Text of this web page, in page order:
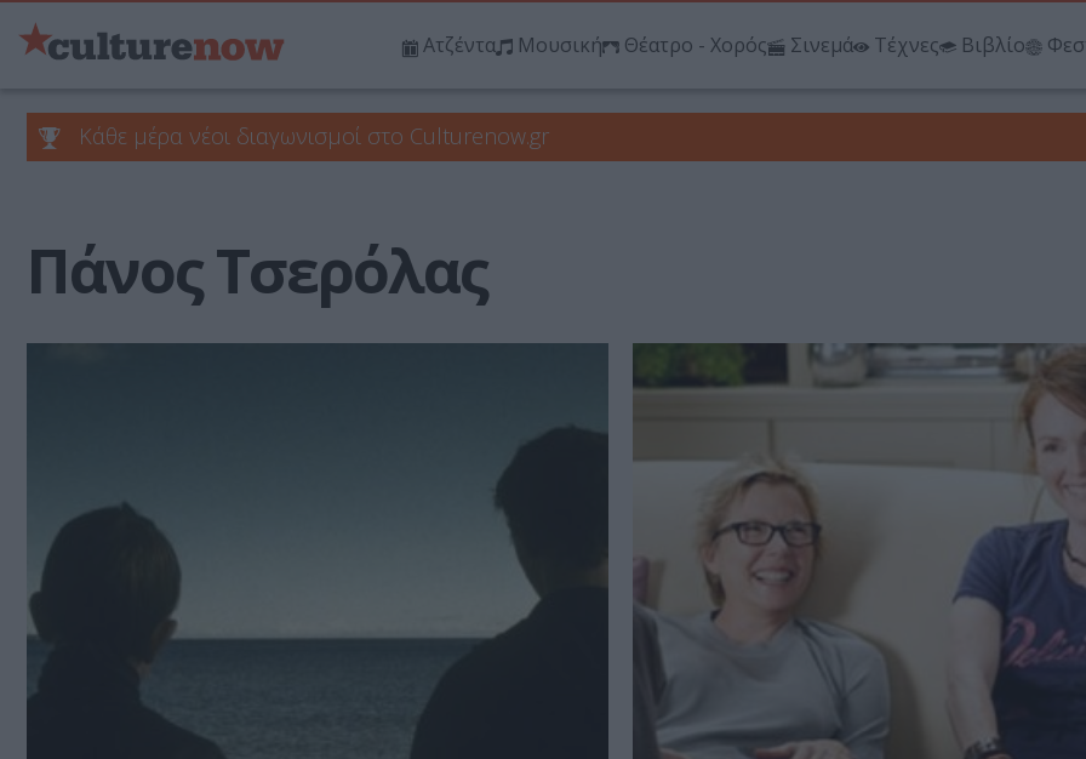
Ατζέντα Μουσική Θέατρο - Χορός Σινεμά Τέχνες Βιβλίο
Κάθε μέρα νέοι διαγωνισμοί στο Culturenow.gr
Πάνος Τσερόλας